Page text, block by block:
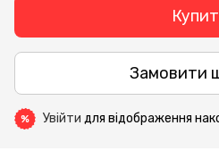
Замовити
% Увійти для відображення